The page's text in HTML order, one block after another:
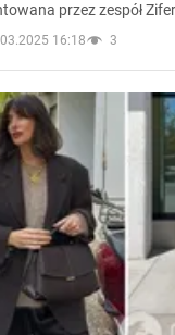
przez zespół
16:18 3